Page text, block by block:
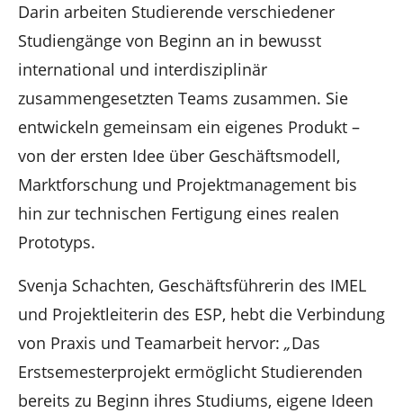
Darin arbeiten Studierende verschiedener
Studiengänge von Beginn an in bewusst
international und interdisziplinär
zusammengesetzten Teams zusammen. Sie
entwickeln gemeinsam ein eigenes Produkt –
von der ersten Idee über Geschäftsmodell,
Marktforschung und Projektmanagement bis
hin zur technischen Fertigung eines realen
Prototyps.
Svenja Schachten, Geschäftsführerin des IMEL
und Projektleiterin des ESP, hebt die Verbindung
von Praxis und Teamarbeit hervor: „Das
Erstsemesterprojekt ermöglicht Studierenden
bereits zu Beginn ihres Studiums, eigene Ideen